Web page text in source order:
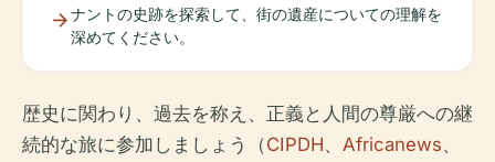
ナントの史跡を探索して、街の遺産についての理解を
深めてください。
歴史に関わり、過去を称え、正義と人間の尊厳への継
続的な旅に参加しましょう（CIPDH、 Africanews、